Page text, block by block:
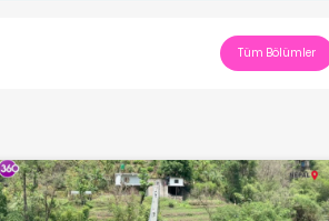
Tüm Bölümler